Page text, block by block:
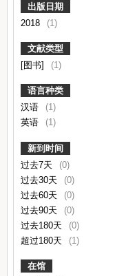
出版日期
2018
(1)
文献类型
[图书]
(1)
语言种类
汉语
(1)
英语
(1)
新到时间
过去7天
(0)
过去30天
(0)
过去60天
(0)
过去90天
(0)
过去180天
(0)
超过180天
(1)
在馆